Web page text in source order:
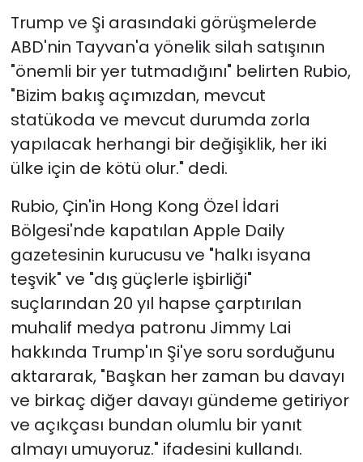
Trump ve Şi arasındaki görüşmelerde
ABD'nin Tayvan'a yönelik silah satışının
"önemli bir yer tutmadığını" belirten Rubio,
"Bizim bakış açımızdan, mevcut
statükoda ve mevcut durumda zorla
yapılacak herhangi bir değişiklik, her iki
ülke için de kötü olur." dedi.
Rubio, Çin'in Hong Kong Özel İdari
Bölgesi'nde kapatılan Apple Daily
gazetesinin kurucusu ve "halkı isyana
teşvik" ve "dış güçlerle işbirliği"
suçlarından 20 yıl hapse çarptırılan
muhalif medya patronu Jimmy Lai
hakkında Trump'ın Şi'ye soru sorduğunu
aktararak, "Başkan her zaman bu davayı
ve birkaç diğer davayı gündeme getiriyor
ve açıkçası bundan olumlu bir yanıt
almayı umuyoruz." ifadesini kullandı.